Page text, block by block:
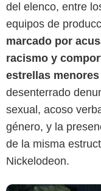
del elenco, entre
equipos de
marcado por
racismo y
estrellas menores
desenterrado
sexual, acoso
género, y la
de la misma
Nickelodeon.